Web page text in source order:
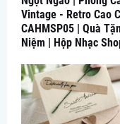
Vintage - Retro Cao
CAHMSP05 | Quà
Niệm | Hộp Nhạc